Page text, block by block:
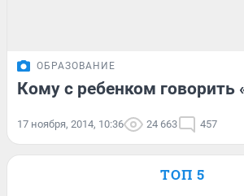
ОБРАЗОВАНИЕ
Кому с ребенком говорить
17 ноября, 2014, 10:36 24 663 457
ТОП 5